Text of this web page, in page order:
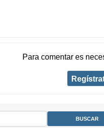
Para comentar es